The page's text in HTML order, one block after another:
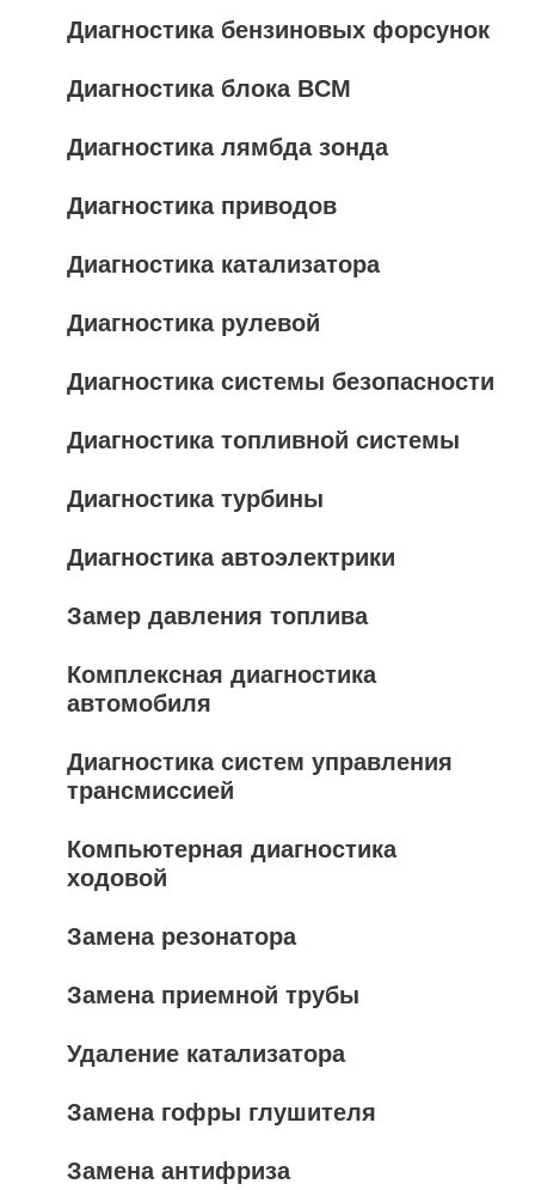
Диагностика бензиновых форсунок
Диагностика блока BCM
Диагностика лямбда зонда
Диагностика приводов
Диагностика катализатора
Диагностика рулевой
Диагностика системы безопасности
Диагностика топливной системы
Диагностика турбины
Диагностика автоэлектрики
Замер давления топлива
Комплексная диагностика
автомобиля
Диагностика систем управления
трансмиссией
Компьютерная диагностика
ходовой
Замена резонатора
Замена приемной трубы
Удаление катализатора
Замена гофры глушителя
Замена антифриза